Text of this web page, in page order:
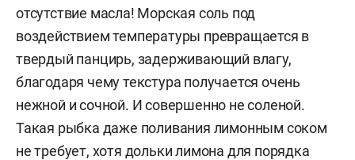
отсутствие масла! Морская соль под
воздействием температуры превращается в
твердый панцирь, задерживающий влагу,
благодаря чему текстура получается очень
нежной и сочной. И совершенно не соленой.
Такая рыбка даже поливания лимонным соком
не требует, хотя дольки лимона для порядка